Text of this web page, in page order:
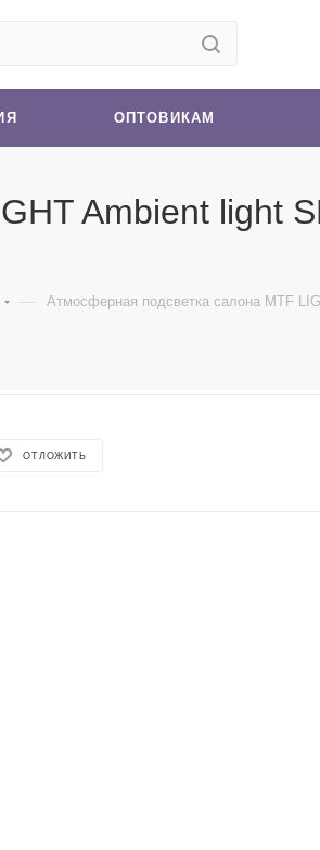
ОПТОВИКАМ
Ambient light
— Атмосферная подсветка салона MTF
ОТЛОЖИТЬ